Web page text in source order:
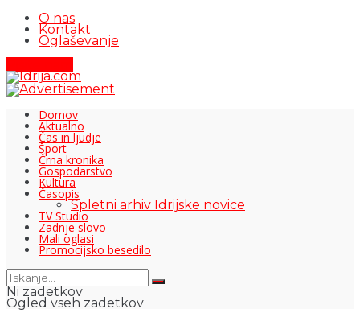
O nas
Kontakt
Oglaševanje
Domov
Aktualno
Čas in ljudje
Šport
Črna kronika
Gospodarstvo
Kultura
Časopis
Spletni arhiv Idrijske novice
TV Studio
Zadnje slovo
Mali oglasi
Promocijsko besedilo
Ni zadetkov
Ogled vseh zadetkov